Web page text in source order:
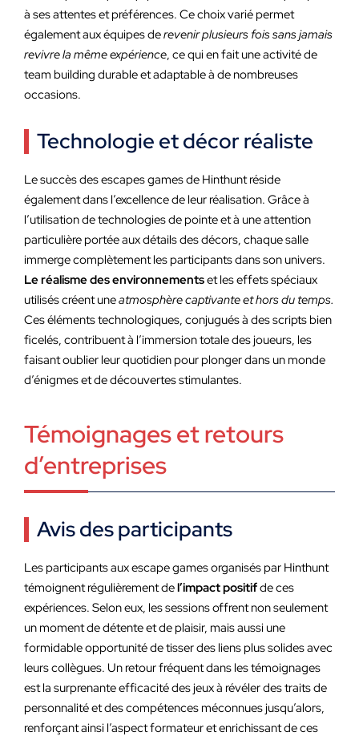
à ses attentes et préférences. Ce choix varié permet
également aux équipes derevenir plusieurs fois sans jamais
revivre la même expérience, ce qui en fait une activité de
team building durable et adaptable à de nombreuses
occasions.
Technologie et décor réaliste
Le succès des escapes games de Hinthunt réside
également dans l’excellence de leur réalisation. Grâce à
l’utilisation de technologies de pointe et à une attention
particulière portée aux détails des décors, chaque salle
immerge complètement les participants dans son univers.
Le réalisme des environnementset les effets spéciaux
utilisés créent uneatmosphère captivante et hors du temps.
Ces éléments technologiques, conjugués à des scripts bien
ficelés, contribuent à l’immersion totale des joueurs, les
faisant oublier leur quotidien pour plonger dans un monde
d’énigmes et de découvertes stimulantes.
Témoignages et retours
d’entreprises
Avis des participants
Les participants aux escape games organisés par Hinthunt
témoignent régulièrement del’impact positifde ces
expériences. Selon eux, les sessions offrent non seulement
un moment de détente et de plaisir, mais aussi une
formidable opportunité de tisser des liens plus solides avec
leurs collègues. Un retour fréquent dans les témoignages
est la surprenante efficacité des jeux à révéler des traits de
personnalité et des compétences méconnues jusqu’alors,
renforçant ainsi l’aspect formateur et enrichissant de ces